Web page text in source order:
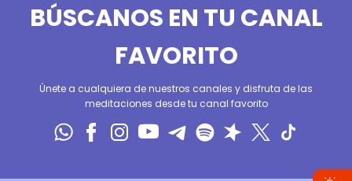
BÚSCANOS EN TU CANAL
FAVORITO
Únete a cualquiera de nuestros canales y disfruta de las
meditaciones desde tu canal favorito